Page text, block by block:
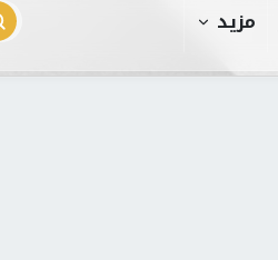
مزيد